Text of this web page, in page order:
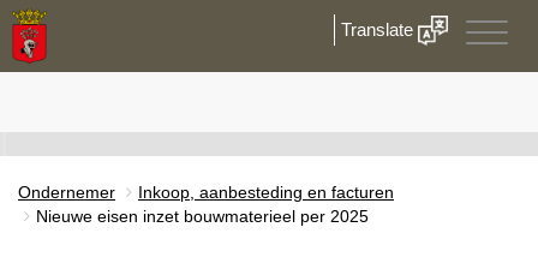
Toggle
Translate
Ondernemer
Inkoop, aanbesteding en facturen
Nieuwe eisen inzet bouwmaterieel per 2025